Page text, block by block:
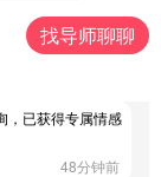
找导师聊聊
已获得专属情感方
，已获得专属情感
48分钟前